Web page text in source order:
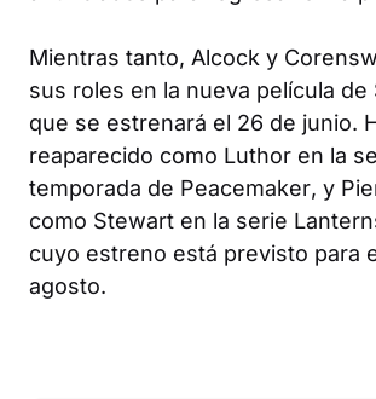
Mientras tanto, Alcock y
sus roles en la nueva película de
que se estrenará el 26 de junio.
reaparecido como Luthor en la
temporada de Peacemaker, y
como Stewart en la serie
cuyo estreno está previsto para
agosto.